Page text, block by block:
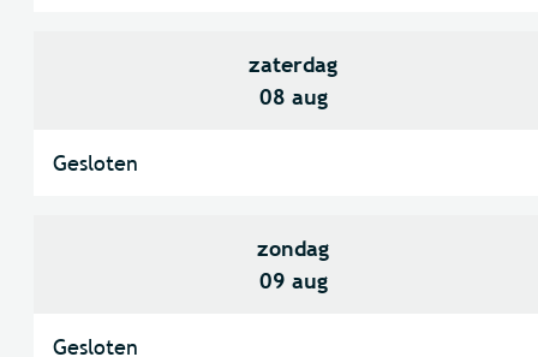
zaterdag
08 aug
Gesloten
zondag
09 aug
Gesloten